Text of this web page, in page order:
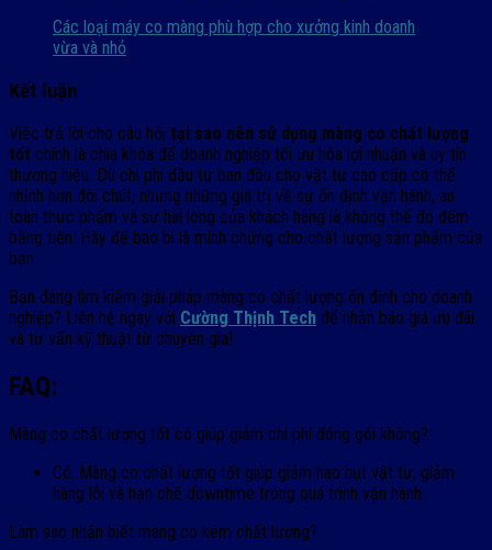
Các loại máy co màng phù hợp cho xưởng kinh doanh
vừa và nhỏ
Kết luận
Việc trả lời cho câu hỏi tại sao nên sử dụng màng co chất lượng
tốt chính là chìa khóa để doanh nghiệp tối ưu hóa lợi nhuận và uy tín
thương hiệu. Dù chi phí đầu tư ban đầu cho vật tư cao cấp có thể
nhỉnh hơn đôi chút, nhưng những giá trị về sự ổn định vận hành, an
toàn thực phẩm và sự hài lòng của khách hàng là không thể đo đếm
bằng tiền. Hãy để bao bì là minh chứng cho chất lượng sản phẩm của
bạn.
Bạn đang tìm kiếm giải pháp màng co chất lượng ổn định cho doanh
nghiệp? Liên hệ ngay với Cường Thịnh Tech để nhận báo giá ưu đãi
và tư vấn kỹ thuật từ chuyên gia!
FAQ:
Màng co chất lượng tốt có giúp giảm chi phí đóng gói không?
Có. Màng co chất lượng tốt giúp giảm hao hụt vật tư, giảm
hàng lỗi và hạn chế downtime trong quá trình vận hành.
Làm sao nhận biết màng co kém chất lượng?